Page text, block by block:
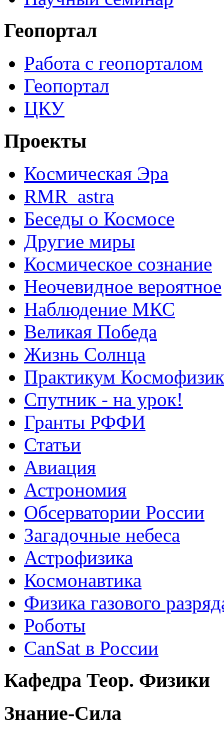
Геопортал
Работа с геопорталом
Геопортал
ЦКУ
Проекты
Космическая Эра
RMR_astra
Беседы о Космосе
Другие миры
Космическое сознание
Неочевидное вероятное
Наблюдение МКС
Великая Победа
Жизнь Солнца
Практикум
Спутник - на урок!
Гранты РФФИ
Статьи
Авиация
Астрономия
Обсерватории России
Загадочные небеса
Астрофизика
Космонавтика
Физика газового
Роботы
CanSat в России
Кафедра Теор. Физики
Знание-Сила